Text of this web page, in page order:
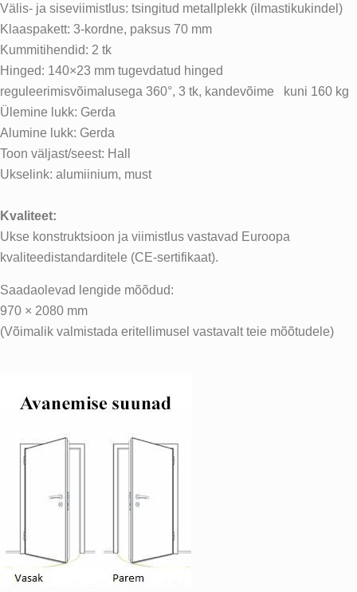
Välis- ja siseviimistlus: tsingitud metallplekk (ilmastikukindel)
Klaaspakett: 3-kordne, paksus 70 mm
Kummitihendid: 2 tk
Hinged: 140×23 mm tugevdatud hinged
reguleerimisvõimalusega 360°, 3 tk, kandevõime kuni 160 kg
Ülemine lukk: Gerda
Alumine lukk: Gerda
Toon väljast/seest: Hall
Ukselink: alumiinium, must
Kvaliteet:
Ukse konstruktsioon ja viimistlus vastavad Euroopa
kvaliteedistandarditele (CE-sertifikaat).
Saadaolevad lengide mõõdud:
970 × 2080 mm
(Võimalik valmistada eritellimusel vastavalt teie mõõtudele)